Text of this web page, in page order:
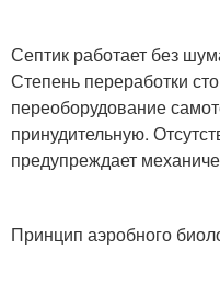
Септик работает без
Степень переработки
переоборудование
принудительную.
предупреждает
Принцип аэробного